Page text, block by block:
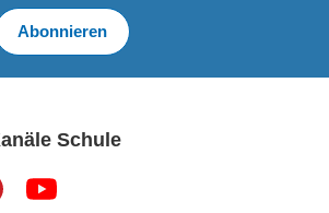
Abonnieren
Schule